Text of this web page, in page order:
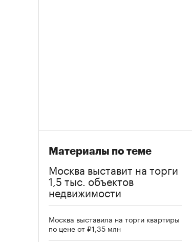
Материалы по теме
Москва выставит на торги
1,5 тыс. объектов
недвижимости
Москва выставила на торги квартиры
по цене от ₽1,35 млн